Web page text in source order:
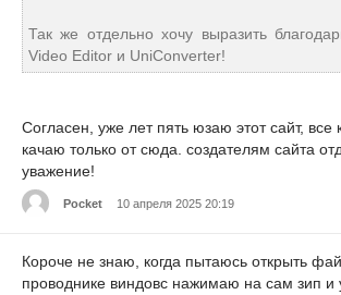
Так же отдельно хочу выразить
Video Editor и UniConverter!
Согласен, уже лет пять юзаю этот сайт, все
качаю только от сюда. создателям сайта
уважение!
Pocket 10 апреля 2025 20:19
Короче не знаю, когда пытаюсь открыть
проводнике виндовс нажимаю на сам зип и